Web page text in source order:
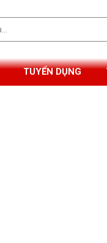
TUYỂN DỤNG